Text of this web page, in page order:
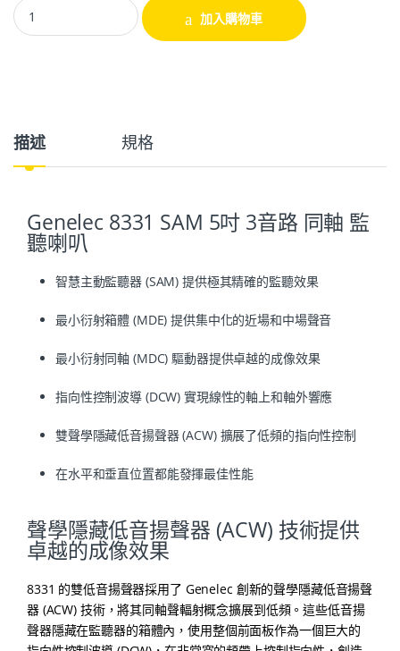
加入購物車
描述 規格
Genelec 8331 SAM 5吋 3音路 同軸 監
聽喇叭
智慧主動監聽器 (SAM) 提供極其精確的監聽效果
最小衍射箱體 (MDE) 提供集中化的近場和中場聲音
最小衍射同軸 (MDC) 驅動器提供卓越的成像效果
指向性控制波導 (DCW) 實現線性的軸上和軸外響應
雙聲學隱藏低音揚聲器 (ACW) 擴展了低頻的指向性控制
在水平和垂直位置都能發揮最佳性能
聲學隱藏低音揚聲器 (ACW) 技術提供
卓越的成像效果
8331 的雙低音揚聲器採用了 Genelec 創新的聲學隱藏低音揚聲
器 (ACW) 技術，將其同軸聲輻射概念擴展到低頻。這些低音揚
聲器隱藏在監聽器的箱體內，使用整個前面板作為一個巨大的